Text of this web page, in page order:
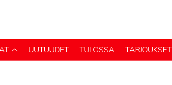
UUTUUDET TULOSSA TARJOUKSET